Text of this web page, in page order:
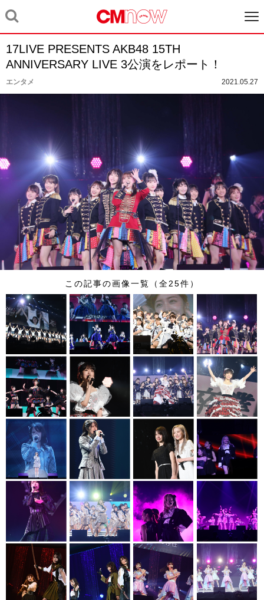
17LIVE PRESENTS AKB48 15TH
ANNIVERSARY LIVE 3公演をレポート！
エンタメ 2021.05.27
この記事の画像一覧（全25件）